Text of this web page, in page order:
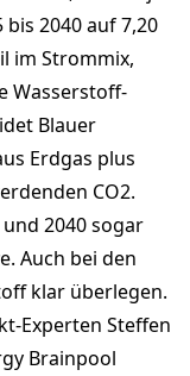
2040 auf 7,20
im Strommix,
Wasserstoff-
Blauer
Erdgas plus
CO2.
2040 sogar
Auch bei den
klar überlegen.
Experten Steffen
Brainpool